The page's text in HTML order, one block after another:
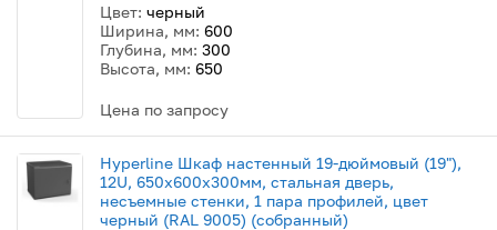
Цвет: черный
Ширина, мм: 600
Глубина, мм: 300
Высота, мм: 650
Цена по запросу
Hyperline Шкаф настенный 19-дюймовый (19"),
12U, 650x600х300мм, стальная дверь,
несъемные стенки, 1 пара профилей, цвет
черный (RAL 9005) (собранный)